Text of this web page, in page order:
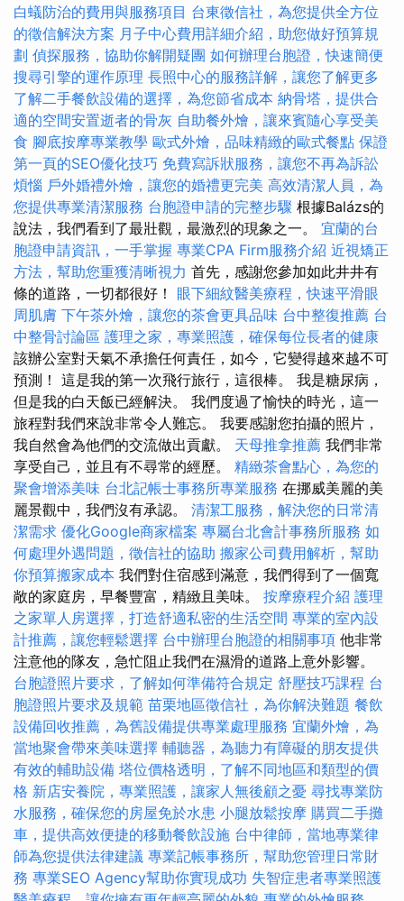
白蟻防治的費用與服務項目 台東徵信社，為您提供全方位
的徵信解決方案 月子中心費用詳細介紹，助您做好預算規
劃 偵探服務，協助你解開疑團 如何辦理台胞證，快速簡便
搜尋引擎的運作原理 長照中心的服務詳解，讓您了解更多
了解二手餐飲設備的選擇，為您節省成本 納骨塔，提供合
適的空間安置逝者的骨灰 自助餐外燴，讓來賓隨心享受美
食 腳底按摩專業教學 歐式外燴，品味精緻的歐式餐點 保證
第一頁的SEO優化技巧 免費寫訴狀服務，讓您不再為訴訟
煩惱 戶外婚禮外燴，讓您的婚禮更完美 高效清潔人員，為
您提供專業清潔服務 台胞證申請的完整步驟 根據Balázs的
說法，我們看到了最壯觀，最激烈的現象之一。 宜蘭的台
胞證申請資訊，一手掌握 專業CPA Firm服務介紹 近視矯正
方法，幫助您重獲清晰視力 首先，感謝您參加如此井井有
條的道路，一切都很好！ 眼下細紋醫美療程，快速平滑眼
周肌膚 下午茶外燴，讓您的茶會更具品味 台中整復推薦 台
中整骨討論區 護理之家，專業照護，確保每位長者的健康
該辦公室對天氣不承擔任何責任，如今，它變得越來越不可
預測！ 這是我的第一次飛行旅行，這很棒。 我是糖尿病，
但是我的白天飯已經解決。 我們度過了愉快的時光，這一
旅程對我們來說非常令人難忘。 我要感謝您拍攝的照片，
我自然會為他們的交流做出貢獻。 天母推拿推薦 我們非常
享受自己，並且有不尋常的經歷。 精緻茶會點心，為您的
聚會增添美味 台北記帳士事務所專業服務 在挪威美麗的美
麗景觀中，我們沒有承認。 清潔工服務，解決您的日常清
潔需求 優化Google商家檔案 專屬台北會計事務所服務 如
何處理外遇問題，徵信社的協助 搬家公司費用解析，幫助
你預算搬家成本 我們對住宿感到滿意，我們得到了一個寬
敞的家庭房，早餐豐富，精緻且美味。 按摩療程介紹 護理
之家單人房選擇，打造舒適私密的生活空間 專業的室內設
計推薦，讓您輕鬆選擇 台中辦理台胞證的相關事項 他非常
注意他的隊友，急忙阻止我們在濕滑的道路上意外影響。
台胞證照片要求，了解如何準備符合規定 舒壓技巧課程 台
胞證照片要求及規範 苗栗地區徵信社，為你解決難題 餐飲
設備回收推薦，為舊設備提供專業處理服務 宜蘭外燴，為
當地聚會帶來美味選擇 輔聽器，為聽力有障礙的朋友提供
有效的輔助設備 塔位價格透明，了解不同地區和類型的價
格 新店安養院，專業照護，讓家人無後顧之憂 尋找專業防
水服務，確保您的房屋免於水患 小腿放鬆按摩 購買二手攤
車，提供高效便捷的移動餐飲設施 台中律師，當地專業律
師為您提供法律建議 專業記帳事務所，幫助您管理日常財
務 專業SEO Agency幫助你實現成功 失智症患者專業照護